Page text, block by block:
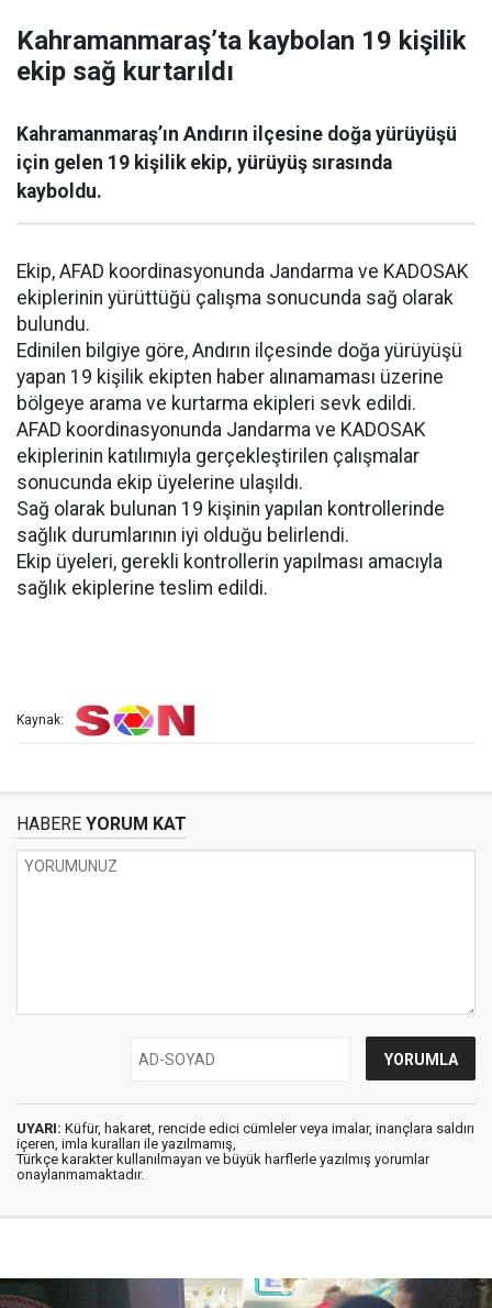
Kahramanmaraş’ta kaybolan 19 kişilik
ekip sağ kurtarıldı
Kahramanmaraş’ın Andırın ilçesine doğa yürüyüşü
için gelen 19 kişilik ekip, yürüyüş sırasında
kayboldu.
Ekip, AFAD koordinasyonunda Jandarma ve KADOSAK
ekiplerinin yürüttüğü çalışma sonucunda sağ olarak
bulundu.
Edinilen bilgiye göre, Andırın ilçesinde doğa yürüyüşü
yapan 19 kişilik ekipten haber alınamaması üzerine
bölgeye arama ve kurtarma ekipleri sevk edildi.
AFAD koordinasyonunda Jandarma ve KADOSAK
ekiplerinin katılımıyla gerçekleştirilen çalışmalar
sonucunda ekip üyelerine ulaşıldı.
Sağ olarak bulunan 19 kişinin yapılan kontrollerinde
sağlık durumlarının iyi olduğu belirlendi.
Ekip üyeleri, gerekli kontrollerin yapılması amacıyla
sağlık ekiplerine teslim edildi.
Kaynak:
HABERE YORUM KAT
UYARI: Küfür, hakaret, rencide edici cümleler veya imalar, inançlara saldırı
içeren, imla kuralları ile yazılmamış,
Türkçe karakter kullanılmayan ve büyük harflerle yazılmış yorumlar
onaylanmamaktadır.